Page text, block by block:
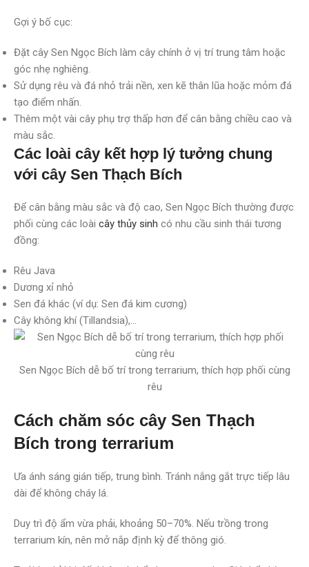
Gợi ý bố cục:
Đặt cây Sen Ngọc Bích làm cây chính ở vị trí trung tâm hoặc
góc nhẹ nghiêng.
Sử dụng rêu và đá nhỏ trải nền, xen kẽ thân lũa hoặc mỏm đá
tạo điểm nhấn.
Thêm một vài cây phụ trợ thấp hơn để cân bằng chiều cao và
màu sắc.
Các loài cây kết hợp lý tưởng chung
với cây Sen Thạch Bích
Để cân bằng màu sắc và độ cao, Sen Ngọc Bích thường được
phối cùng các loài cây thủy sinh có nhu cầu sinh thái tương
đồng:
Rêu Java
Dương xỉ nhỏ
Sen đá khác (ví dụ: Sen đá kim cương)
Cây không khí (Tillandsia),…
Sen Ngọc Bích dễ bố trí trong terrarium, thích hợp phối cùng
rêu
Cách chăm sóc cây Sen Thạch
Bích trong terrarium
Ưa ánh sáng gián tiếp, trung bình. Tránh nắng gắt trực tiếp lâu
dài để không cháy lá.
Duy trì độ ẩm vừa phải, khoảng 50–70%. Nếu trồng trong
terrarium kín, nên mở nắp định kỳ để thông gió.